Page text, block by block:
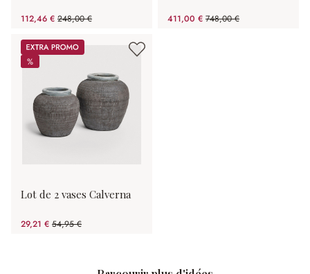
112,46 € 248,00 €
(54.65%spared) 411,00 € 748,00 €
(45.05%spared)
Promos
%
%
Lot de 2 vases Calverna
29,21 € 54,95 €
(46.84%spared)